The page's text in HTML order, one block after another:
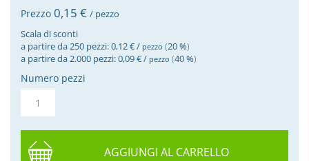
Prezzo 0,15 € / pezzo
Scala di sconti
a partire da 250 pezzi: 0,12 € / pezzo (20 %)
a partire da 2.000 pezzi: 0,09 € / pezzo (40 %)
Numero pezzi
AGGIUNGI AL CARRELLO